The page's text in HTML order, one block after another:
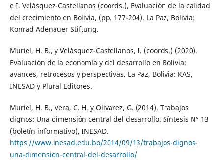
e I. Velásquez-Castellanos (coords.), Evaluación de la calidad
del crecimiento en Bolivia, (pp. 177-204). La Paz, Bolivia:
Konrad Adenauer Stiftung.
Muriel, H. B., y Velásquez-Castellanos, I. (coords.) (2020).
Evaluación de la economía y del desarrollo en Bolivia:
avances, retrocesos y perspectivas. La Paz, Bolivia: KAS,
INESAD y Plural Editores.
Muriel, H. B., Vera, C. H. y Olivarez, G. (2014). Trabajos
dignos: Una dimensión central del desarrollo. Síntesis N° 13
(boletín informativo), INESAD.
https://www.inesad.edu.bo/2014/09/13/trabajos-dignos-
una-dimension-central-del-desarrollo/